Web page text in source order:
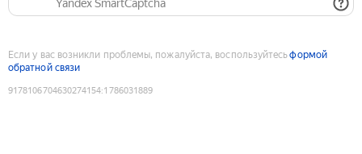
Yandex SmartCaptcha
Если у вас возникли проблемы, пожалуйста, воспользуйтесьформой
обратной связи
9178106704630274154:1786031889